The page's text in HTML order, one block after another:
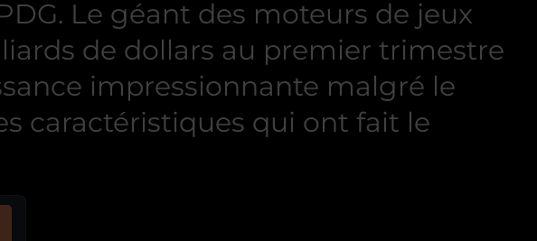
Le géant des moteurs de jeux
de dollars au premier trimestre
impressionnante malgré le
caractéristiques qui ont fait le